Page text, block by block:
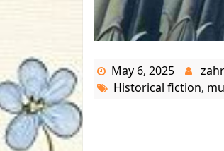
May 6, 2025
Historical fiction,